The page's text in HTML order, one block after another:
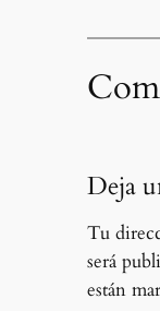
Deja
Tu
será
están